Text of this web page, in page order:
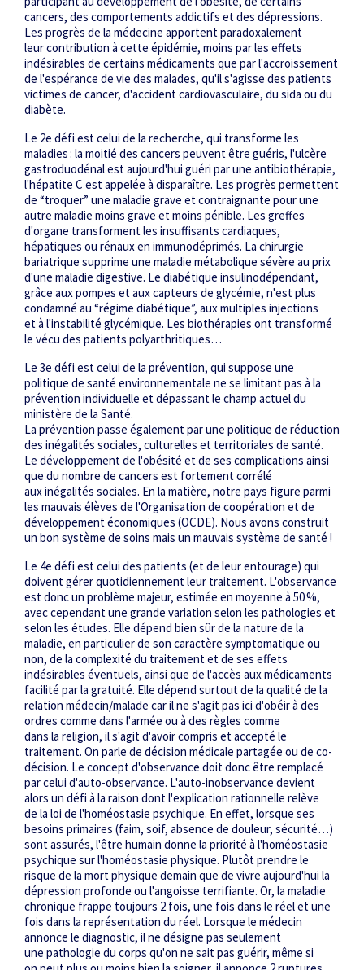
cancers, des comportements addictifs et des dépressions.
Les progrès de la médecine apportent paradoxalement
leur contribution à cette épidémie, moins par les effets
indésirables de certains médicaments que par l'accroissement
de l'espérance de vie des malades, qu'il s'agisse des patients
victimes de cancer, d'accident cardiovasculaire, du sida ou du
diabète.
Le 2e défi est celui de la recherche, qui transforme les
maladies : la moitié des cancers peuvent être guéris, l'ulcère
gastroduodénal est aujourd'hui guéri par une antibiothérapie,
l'hépatite C est appelée à disparaître. Les progrès permettent
de “troquer” une maladie grave et contraignante pour une
autre maladie moins grave et moins pénible. Les greffes
d'organe transforment les insuffisants cardiaques,
hépatiques ou rénaux en immunodéprimés. La chirurgie
bariatrique supprime une maladie métabolique sévère au prix
d'une maladie digestive. Le diabétique insulinodépendant,
grâce aux pompes et aux capteurs de glycémie, n'est plus
condamné au “régime diabétique”, aux multiples injections
et à l'instabilité glycémique. Les biothérapies ont transformé
le vécu des patients polyarthritiques…
Le 3e défi est celui de la prévention, qui suppose une
politique de santé environnementale ne se limitant pas à la
prévention individuelle et dépassant le champ actuel du
ministère de la Santé.
La prévention passe également par une politique de réduction
des inégalités sociales, culturelles et territoriales de santé.
Le développement de l'obésité et de ses complications ainsi
que du nombre de cancers est fortement corrélé
aux inégalités sociales. En la matière, notre pays figure parmi
les mauvais élèves de l'Organisation de coopération et de
développement économiques (OCDE). Nous avons construit
un bon système de soins mais un mauvais système de santé !
Le 4e défi est celui des patients (et de leur entourage) qui
doivent gérer quotidiennement leur traitement. L'observance
est donc un problème majeur, estimée en moyenne à 50 %,
avec cependant une grande variation selon les pathologies et
selon les études. Elle dépend bien sûr de la nature de la
maladie, ­en particulier de son caractère symptomatique ou
non, de la complexité du traitement et de ses effets
indésirables éventuels, ainsi que de l'accès aux médicaments
facilité par la gratuité. Elle dépend surtout de la qualité de la
relation médecin/malade car il ne s'agit pas ici d'obéir à des
ordres comme dans l'armée ou à des règles comme
dans la religion, il s'agit d'avoir compris et accepté le
traitement. On parle de décision médicale partagée ou de co-
décision. Le concept d'observance doit donc être remplacé
par celui d'auto-observance. L'auto-inobservance devient
alors un défi à la raison dont l'explication rationnelle relève
de la loi de l'homéostasie psychique. En effet, lorsque ses
besoins primaires (faim, soif, absence de douleur, sécurité…)
sont assurés, l'être humain donne la priorité à l'homéostasie
psychique sur l'homéostasie physique. Plutôt prendre le
risque de la mort physique demain que de vivre aujourd'hui la
dépression profonde ou l'angoisse terrifiante. Or, la maladie
chronique frappe toujours 2 fois, une fois dans le réel et une
fois dans la représentation du réel. Lorsque le médecin
annonce le diagnostic, il ne désigne pas seulement
une pathologie du corps qu'on ne sait pas guérir, même si